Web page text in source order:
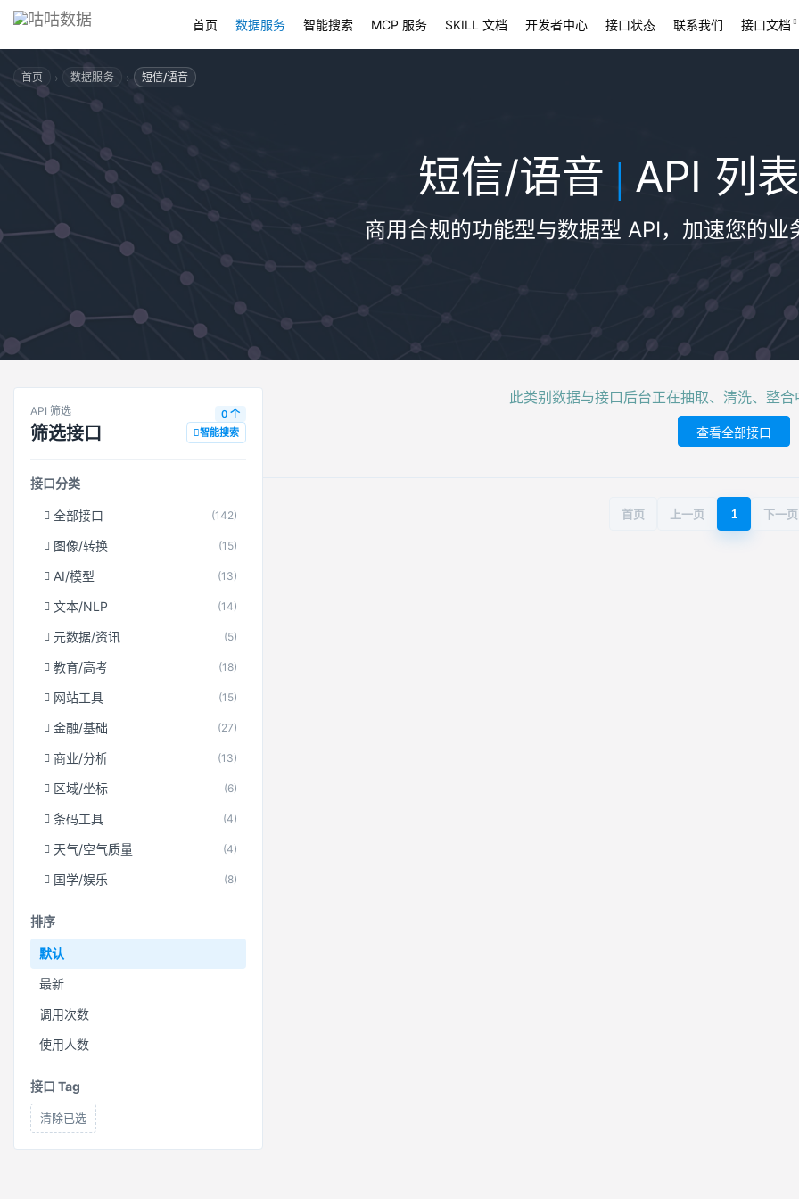
首页 数据服务 智能搜索 MCP 服务 SKILL 文档 开发者中心 接口状态 联系我们 接口文档
首页 › 数据服务 › 短信/语音
短信/语音 | API 列表
商用合规的功能型与数据型 API，加速您的业
API 筛选
筛选接口
0 个
智能搜索
接口分类
全部接口 (142)
图像/转换 (15)
AI/模型 (13)
文本/NLP (14)
元数据/资讯 (5)
教育/高考 (18)
网站工具 (15)
金融/基础 (27)
商业/分析 (13)
区域/坐标 (6)
条码工具 (4)
天气/空气质量 (4)
国学/娱乐 (8)
排序
默认
最新
调用次数
使用人数
接口 Tag
清除已选
此类别数据与接口后台正在抽取、清洗、整
查看全部接口
首页 上一页 1 下一页